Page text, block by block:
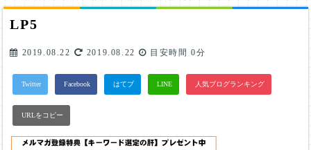
LP5
2019.08.22 2019.08.22 目安時間0分